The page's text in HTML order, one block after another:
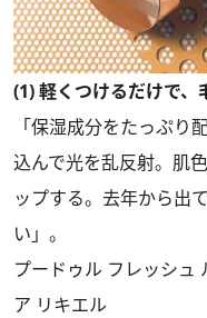
(1) 軽くつけるだけで、
「保湿成分をたっぷり
込んで光を乱反射。肌
ップする。去年から出
い」。
プードゥル フレッシュ
ア リキエル